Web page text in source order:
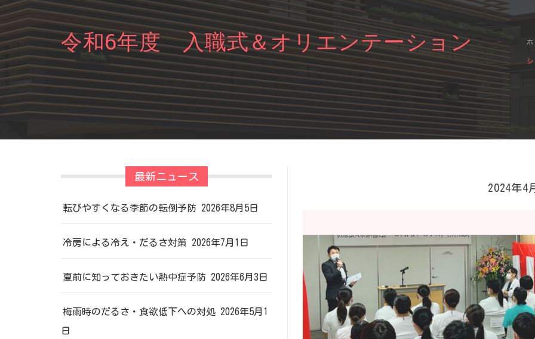
令和6年度 入職式＆オリエンテーション
2024年4
最新ニュース
転びやすくなる季節の転倒予防 2026年8月5日
冷房による冷え・だるさ対策 2026年7月1日
夏前に知っておきたい熱中症予防 2026年6月3日
梅雨時のだるさ・食欲低下への対処 2026年5月1
日